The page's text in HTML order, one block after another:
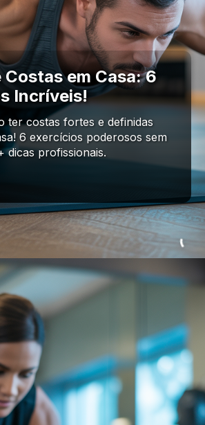
Costas em Casa: 6
Incríveis!
ter costas fortes e definidas
6 exercícios poderosos sem
dicas profissionais.